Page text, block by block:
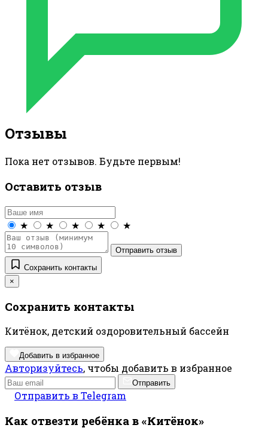
Отзывы
Пока нет отзывов. Будьте первым!
Оставить отзыв
★ ★ ★ ★ ★
Отправить отзыв
Сохранить контакты
×
Сохранить контакты
Китёнок, детский оздоровительный бассейн
Добавить в избранное
Авторизуйтесь, чтобы добавить в избранное
Отправить
Отправить в Telegram
Как отвезти ребёнка в «Китёнок»